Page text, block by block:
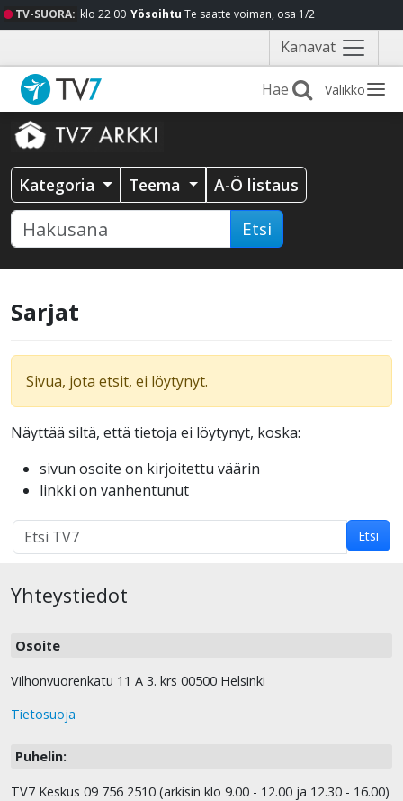
TV-SUORA: klo 22.00 Yösoihtu Te saatte voiman, osa 1/2
Kanavat Näytä
valikko
Valikko
Kategoria Teema A-Ö listaus
Etsi
Sarjat
Sivua, jota etsit, ei löytynyt.
Näyttää siltä, että tietoja ei löytynyt, koska:
sivun osoite on kirjoitettu väärin
linkki on vanhentunut
Hakutulokset
haulle:
Etsi
Yhteystiedot
Osoite
Vilhonvuorenkatu 11 A 3. krs 00500 Helsinki
Tietosuoja
Puhelin:
TV7 Keskus 09 756 2510 (arkisin klo 9.00 - 12.00 ja 12.30 - 16.00)